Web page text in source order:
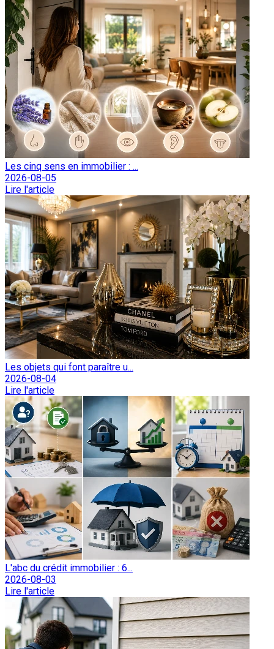
Les cinq sens en immobilier : ...
2026-08-05
Lire l'article
Les objets qui font paraître u...
2026-08-04
Lire l'article
L'abc du crédit immobilier : 6...
2026-08-03
Lire l'article